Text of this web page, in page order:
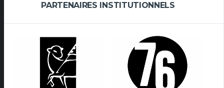
PARTENAIRES INSTITUTIONNELS